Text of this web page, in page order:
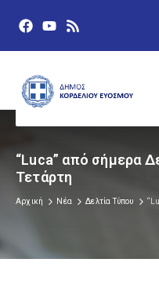
“Luca” από σήμερα
Τετάρτη
Αρχική Νέα Δελτία Τύπου